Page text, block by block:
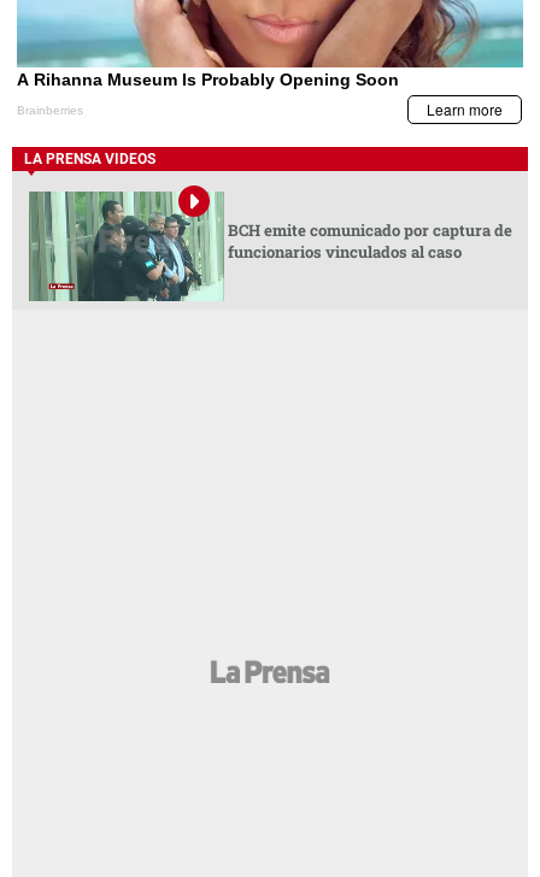
LA PRENSA VIDEOS
BCH emite comunicado por captura de
funcionarios vinculados al caso